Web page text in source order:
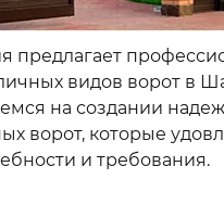
предлагает
видов ворот в
на создании
ворот, которые
и требования.